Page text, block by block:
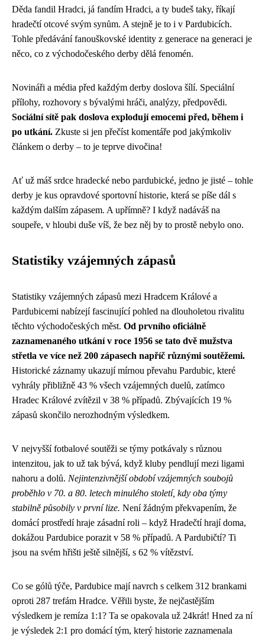
Děda fandil Hradci, já fandím Hradci, a ty budeš taky, říkají
hradečtí otcové svým synům. A stejně je to i v Pardubicích.
Tohle předávání fanouškovské identity z generace na generaci je
něco, co z východočeského derby dělá fenomén.
Novináři a média před každým derby doslova šílí. Speciální
přílohy, rozhovory s bývalými hráči, analýzy, předpovědi.
Sociální sítě pak doslova explodují emocemi před, během i
po utkání. Zkuste si jen přečíst komentáře pod jakýmkoliv
článkem o derby – to je teprve divočina!
Ať už máš srdce hradecké nebo pardubické, jedno je jisté – tohle
derby je kus opravdové sportovní historie, která se píše dál s
každým dalším zápasem. A upřímně? I když nadáváš na
soupeře, v hloubi duše víš, že bez něj by to prostě nebylo ono.
Statistiky vzájemných zápasů
Statistiky vzájemných zápasů mezi Hradcem Králové a
Pardubicemi nabízejí fascinující pohled na dlouholetou rivalitu
těchto východočeských měst. Od prvního oficiálně
zaznamenaného utkání v roce 1956 se tato dvě mužstva
střetla ve více než 200 zápasech napříč různými soutěžemi.
Historické záznamy ukazují mírnou převahu Pardubic, které
vyhrály přibližně 43 % všech vzájemných duelů, zatímco
Hradec Králové zvítězil v 38 % případů. Zbývajících 19 %
zápasů skončilo nerozhodným výsledkem.
V nejvyšší fotbalové soutěži se týmy potkávaly s různou
intenzitou, jak to už tak bývá, když kluby pendlují mezi ligami
nahoru a dolů. Nejintenzivnější období vzájemných soubojů
proběhlo v 70. a 80. letech minulého století, kdy oba týmy
stabilně působily v první lize. Není žádným překvapením, že
domácí prostředí hraje zásadní roli – když Hradečtí hrají doma,
dokážou Pardubice porazit v 58 % případů. A Pardubičtí? Ti
jsou na svém hřišti ještě silnější, s 62 % vítězství.
Co se gólů týče, Pardubice mají navrch s celkem 312 brankami
oproti 287 trefám Hradce. Věřili byste, že nejčastějším
výsledkem je remíza 1:1? Ta se opakovala už 24krát! Hned za ní
je výsledek 2:1 pro domácí tým, který historie zaznamenala